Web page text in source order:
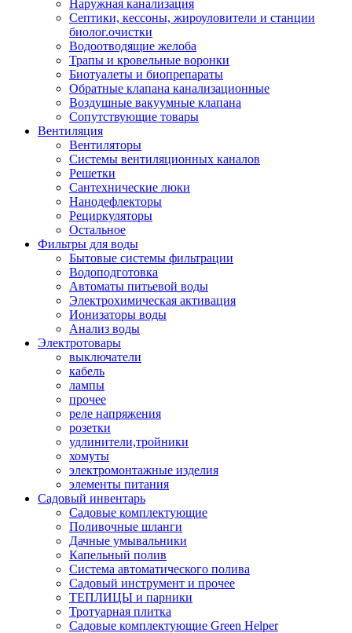
Наружная канализация
Септики, кессоны, жироуловители и станции
биолог.очистки
Водоотводящие желоба
Трапы и кровельные воронки
Биотуалеты и биопрепараты
Обратные клапана канализационные
Воздушные вакуумные клапана
Сопутствующие товары
Вентиляция
Вентиляторы
Системы вентиляционных каналов
Решетки
Сантехнические люки
Нанодефлекторы
Рециркуляторы
Остальное
Фильтры для воды
Бытовые системы фильтрации
Водоподготовка
Автоматы питьевой воды
Электрохимическая активация
Ионизаторы воды
Анализ воды
Электротовары
выключатели
кабель
лампы
прочее
реле напряжения
розетки
удлинители,тройники
хомуты
электромонтажные изделия
элементы питания
Садовый инвентарь
Садовые комплектующие
Поливочные шланги
Дачные умывальники
Капельный полив
Система автоматического полива
Садовый инструмент и прочее
ТЕПЛИЦЫ и парники
Тротуарная плитка
Садовые комплектующие Green Helper